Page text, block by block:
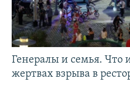
Генералы и семья. Что
жертвах взрыва в